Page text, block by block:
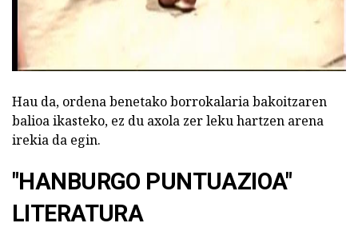
Hau da, ordena benetako borrokalaria bakoitzaren
balioa ikasteko, ez du axola zer leku hartzen arena
irekia da egin.
"HANBURGO PUNTUAZIOA"
LITERATURA